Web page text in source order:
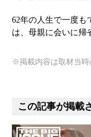
62年の人生で一度も
は、母親に会いに帰
※掲載内容は取材当時
この記事が掲載